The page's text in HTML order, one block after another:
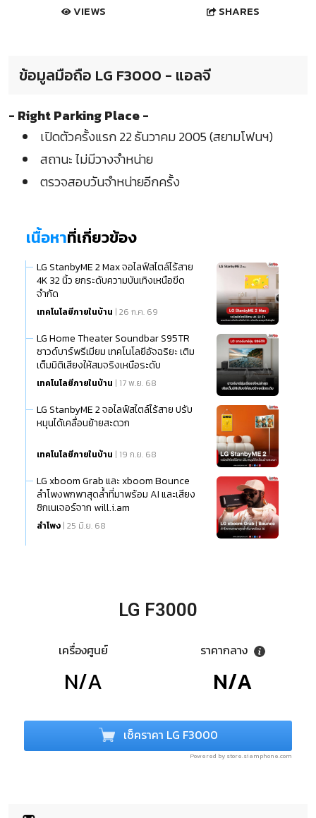
VIEWS SHARES
ข้อมูลมือถือ LG F3000 - แอลจี
- Right Parking Place -
เปิดตัวครั้งแรก 22 ธันวาคม 2005 (สยามโฟนฯ)
สถานะ ไม่มีวางจำหน่าย
ตรวจสอบวันจำหน่ายอีกครั้ง
เนื้อหาที่เกี่ยวข้อง
LG StanbyME 2 Max จอไลฟ์สไตล์ไร้สาย
4K 32 นิ้ว ยกระดับความบันเทิงเหนือขีด
จำกัด
เทคโนโลยีภายในบ้าน | 26 ก.ค. 69
LG Home Theater Soundbar S95TR
ซาวด์บาร์พรีเมียม เทคโนโลยีอัจฉริยะ เติม
เต็มมิติเสียงให้สมจริงเหนือระดับ
เทคโนโลยีภายในบ้าน | 17 พ.ย. 68
LG StanbyME 2 จอไลฟ์สไตล์ไร้สาย ปรับ
หมุนได้เคลื่อนย้ายสะดวก
เทคโนโลยีภายในบ้าน | 19 ก.ย. 68
LG xboom Grab และ xboom Bounce
ลำโพงพกพาสุดล้ำที่มาพร้อม AI และเสียง
ซิกเนเจอร์จาก will.i.am
ลำโพง | 25 มิ.ย. 68
LG F3000
เครื่องศูนย์
N/A
ราคากลาง
N/A
เช็คราคา LG F3000
Powered by store.siamphone.com